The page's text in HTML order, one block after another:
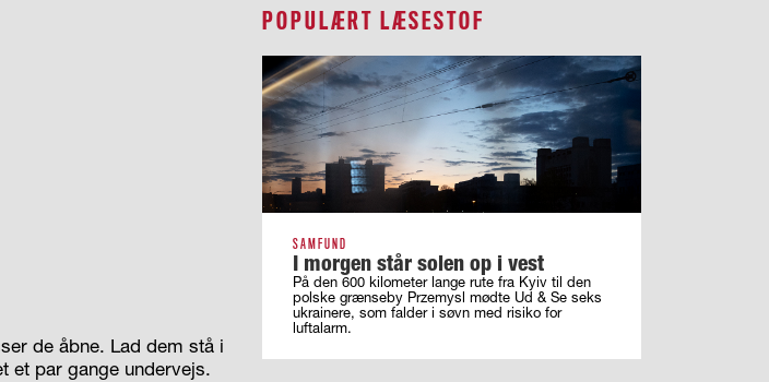
de åbne. Lad dem stå i
et par gange undervejs.
POPULÆRT LÆSESTOF
SAMFUND
I morgen står solen op i vest
På den 600 kilometer lange rute fra Kyiv til den
polske grænseby Przemysl mødte Ud & Se seks
ukrainere, som falder i søvn med risiko for
luftalarm.